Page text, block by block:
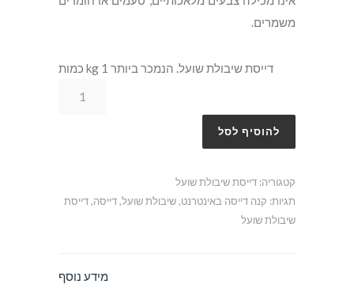
משמרים.
דייסת שיבולת שועל. הנמכר ביותר 1 kg כמות
להוסיף לסל
קטגוריה: דייסת שיבולת שועל
תגיות: קנה דייסה באינטרנט,שיבולת שועל,דייסה,דייסת
שיבולת שועל
מידע נוסף